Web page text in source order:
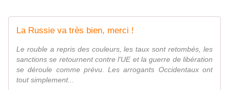
La Russie va très bien, merci !
Le rouble a repris des couleurs, les taux sont retombés, les
sanctions se retournent contre l'UE et la guerre de libération
se déroule comme prévu. Les arrogants Occidentaux ont
tout simplement...